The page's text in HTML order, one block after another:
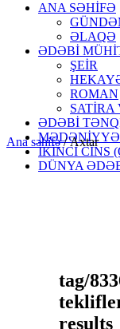
ANA SƏHİFƏ
ƏLAQƏ
ƏDƏBİ
ŞEİR
ROMAN
SATİRA
ƏDƏBİ
İKİNCİ CİNS
DÜNYA
Ana səhifə/Axtar
tag/
results